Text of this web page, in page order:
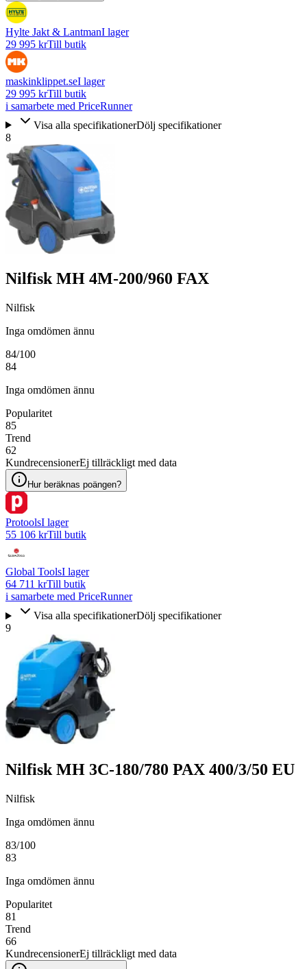
Hylte Jakt & LantmanI lager
29 995 krTill butik
maskinklippet.seI lager
29 995 krTill butik
i samarbete med PriceRunner
Visa alla specifikationerDölj specifikationer
8
Nilfisk MH 4M-200/960 FAX
Nilfisk
Inga omdömen ännu
84/100
84
Inga omdömen ännu
Popularitet
85
Trend
62
KundrecensionerEj tillräckligt med data
Hur beräknas poängen?
ProtoolsI lager
55 106 krTill butik
Global ToolsI lager
64 711 krTill butik
i samarbete med PriceRunner
Visa alla specifikationerDölj specifikationer
9
Nilfisk MH 3C-180/780 PAX 400/3/50 EU
Nilfisk
Inga omdömen ännu
83/100
83
Inga omdömen ännu
Popularitet
81
Trend
66
KundrecensionerEj tillräckligt med data